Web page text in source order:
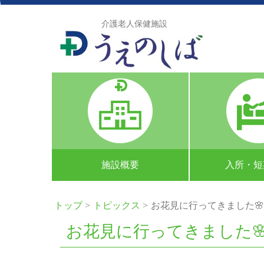
介護老人保健施設
施設概要 入所・
トップ> トピックス > お花見に行ってきました🌸
お花見に行ってきました